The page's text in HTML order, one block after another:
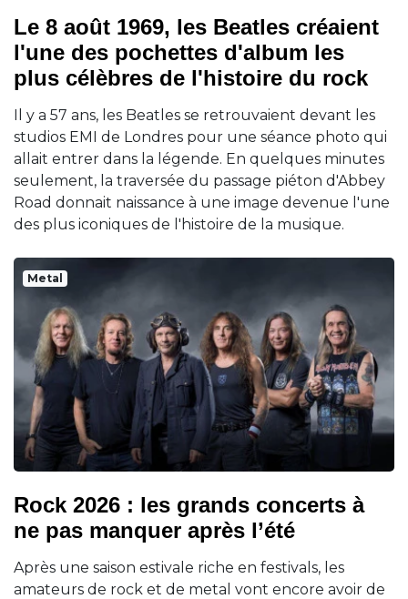
Le 8 août 1969, les Beatles créaient
l'une des pochettes d'album les
plus célèbres de l'histoire du rock
Il y a 57 ans, les Beatles se retrouvaient devant les
studios EMI de Londres pour une séance photo qui
allait entrer dans la légende. En quelques minutes
seulement, la traversée du passage piéton d'Abbey
Road donnait naissance à une image devenue l'une
des plus iconiques de l'histoire de la musique.
Metal
Rock 2026 : les grands concerts à
ne pas manquer après l’été
Après une saison estivale riche en festivals, les
amateurs de rock et de metal vont encore avoir de